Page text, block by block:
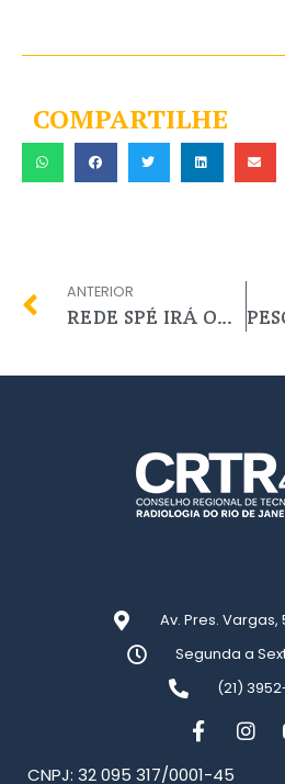
COMPARTILHE
ANTERIOR
REDE SPÉ IRÁ OFERECER 1000 ATENDIMENTOS GRATUITOS PARA PROFISSIONAIS DA SAÚDE
Av. Pres. Vargas,
Segunda a
(21)
CNPJ: 32 095 317/0001-45